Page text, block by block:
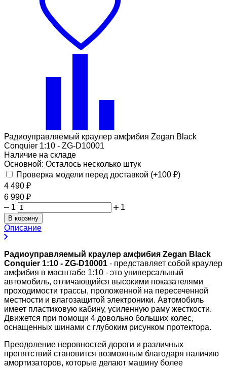
Радиоуправляемый краулер амфибия Zegan Black
Conquier 1:10 - ZG-D10001
Наличие на складе
Основной: Осталось несколько штук
Проверка модели перед доставкой (+100 ₽)
4 490 ₽
6 990 ₽
1
1
В корзину
Описание
Радиоуправляемый краулер амфибия Zegan Black
Conquier 1:10 - ZG-D10001 - представляет собой краулер
амфибия в масштабе 1:10 - это универсальный
автомобиль, отличающийся высокими показателями
проходимости трассы, проложенной на пересеченной
местности и влагозащитой электроники. Автомобиль
имеет пластиковую кабину, усиленную раму жесткости.
Движется при помощи 4 довольно больших колес,
оснащенных шинами с глубоким рисунком протектора.
Преодоление неровностей дороги и различных
препятствий становится возможным благодаря наличию
амортизаторов, которые делают машину более